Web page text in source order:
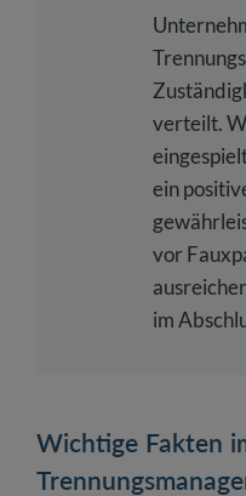
verteilt.
ein
vor
im
Wichtige Fakten